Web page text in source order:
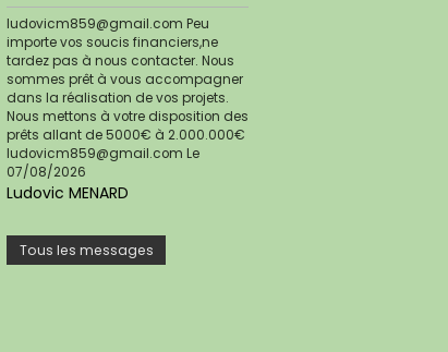
ludovicm859@gmail.com Peu
importe vos soucis financiers,ne
tardez pas à nous contacter. Nous
sommes prêt à vous accompagner
dans la réalisation de vos projets.
Nous mettons à votre disposition des
prêts allant de 5000€ à 2.000.000€
ludovicm859@gmail.com Le
07/08/2026
Ludovic MENARD
Tous les messages